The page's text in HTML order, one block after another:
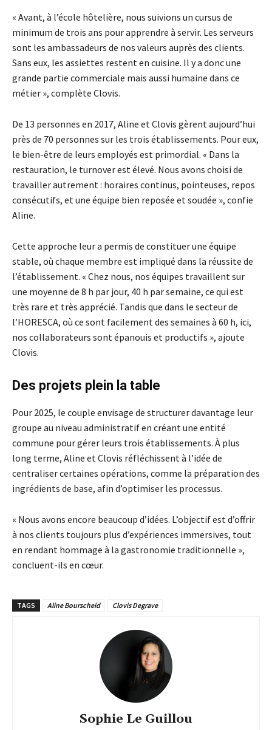
« Avant, à l’école hôtelière, nous suivions un cursus de
minimum de trois ans pour apprendre à servir. Les serveurs
sont les ambassadeurs de nos valeurs auprès des clients.
Sans eux, les assiettes restent en cuisine. Il y a donc une
grande partie commerciale mais aussi humaine dans ce
métier », complète Clovis.
De 13 personnes en 2017, Aline et Clovis gèrent aujourd’hui
près de 70 personnes sur les trois établissements. Pour eux,
le bien-être de leurs employés est primordial. « Dans la
restauration, le turnover est élevé. Nous avons choisi de
travailler autrement : horaires continus, pointeuses, repos
consécutifs, et une équipe bien reposée et soudée », confie
Aline.
Cette approche leur a permis de constituer une équipe
stable, où chaque membre est impliqué dans la réussite de
l’établissement. « Chez nous, nos équipes travaillent sur
une moyenne de 8 h par jour, 40 h par semaine, ce qui est
très rare et très apprécié. Tandis que dans le secteur de
l’HORESCA, où ce sont facilement des semaines à 60 h, ici,
nos collaborateurs sont épanouis et productifs », ajoute
Clovis.
Des projets plein la table
Pour 2025, le couple envisage de structurer davantage leur
groupe au niveau administratif en créant une entité
commune pour gérer leurs trois établissements. À plus
long terme, Aline et Clovis réfléchissent à l’idée de
centraliser certaines opérations, comme la préparation des
ingrédients de base, afin d’optimiser les processus.
« Nous avons encore beaucoup d’idées. L’objectif est d’offrir
à nos clients toujours plus d’expériences immersives, tout
en rendant hommage à la gastronomie traditionnelle »,
concluent-ils en cœur.
TAGS Aline Bourscheid Clovis Degrave
Sophie Le Guillou